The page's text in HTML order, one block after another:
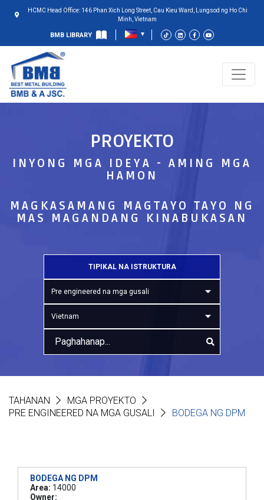
HCMC Head Office: 146 Phan Xich Long Street, Cau Kieu Ward, Lungsod ng Ho Chi
Minh, Vietnam
BMB LIBRARY
PROYEKTO
INYONG MGA IDEYA - AMING MGA
HAMON
MAGKASAMANG MAGTAYO TAYO NG
MAS MAGANDANG KINABUKASAN
TIPIKAL NA ISTRUKTURA
Pre engineered na mga gusali
Vietnam
TAHANAN
MGA PROYEKTO
PRE ENGINEERED NA MGA GUSALI
BODEGA NG DPM
BODEGA NG DPM
Area: 14000
Owner: